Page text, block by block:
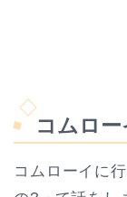
コムロ
コムローイに